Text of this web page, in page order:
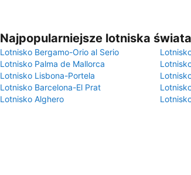
Najpopularniejsze lotniska świata
Lotnisko Bergamo-Orio al Serio
Lotnisko Palma de Mallorca
Lotnisko Lisbona-Portela
Lotnisko Barcelona-El Prat
Lotnisko Alghero